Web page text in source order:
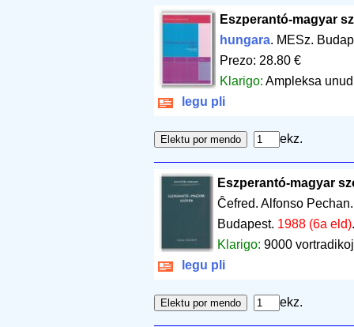
Eszperantó-magyar
hungara. MESz.
Prezo: 28.80 €
Klarigo: Ampleksa
legu pli
ekz.
Eszperantó-magyar
Ĉefred. Alfonso
Budapest. 1988 (6a eld)
Klarigo: 9000
legu pli
ekz.